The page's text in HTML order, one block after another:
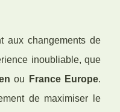
aux changements de
inoubliable, que
ou France Europe.
de maximiser le